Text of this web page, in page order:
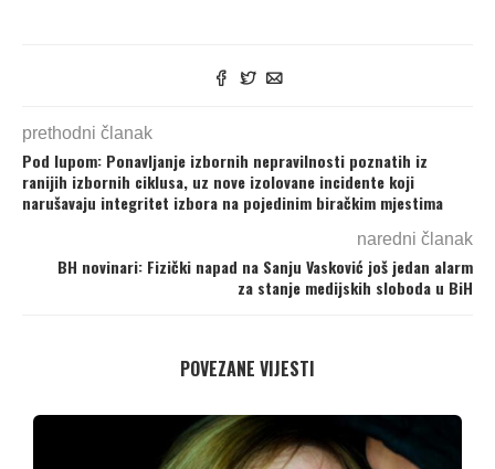
prethodni članak
Pod lupom: Ponavljanje izbornih nepravilnosti poznatih iz
ranijih izbornih ciklusa, uz nove izolovane incidente koji
narušavaju integritet izbora na pojedinim biračkim mjestima
naredni članak
BH novinari: Fizički napad na Sanju Vasković još jedan alarm
za stanje medijskih sloboda u BiH
POVEZANE VIJESTI